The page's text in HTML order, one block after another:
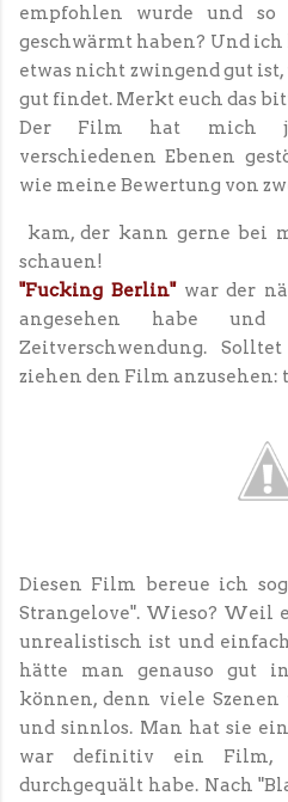
empfohlen wurde und so
geschwärmt haben? Und ich
etwas nicht zwingend gut ist,
gut findet. Merkt euch das
Der Film hat mich
verschiedenen Ebenen
wie meine Bewertung von
kam, der kann gerne bei
schauen!
"Fucking Berlin"war der
angesehen habe
Zeitverschwendung.
ziehen den Film anzusehen:
Diesen Film bereue ich
Strangelove". Wieso? Weil
unrealistisch ist und
hätte man genauso gut
können, denn viele
und sinnlos. Man hat sie
war definitiv ein Film,
durchgequält habe. Nach